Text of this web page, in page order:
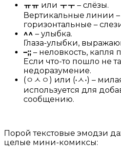
ㅠㅠ или ㅜㅜ – слёзы.
Вертикальные линии –
горизонтальные –
^^ – улыбка.
Глаза-улыбки,
–;; – неловкость, капля
Если что-то пошло не
недоразумение.
(ㅇㅅㅇ) или (•ㅅ•) –
используется для
сообщению.
Порой текстовые эмодзи
целые мини-комиксы: